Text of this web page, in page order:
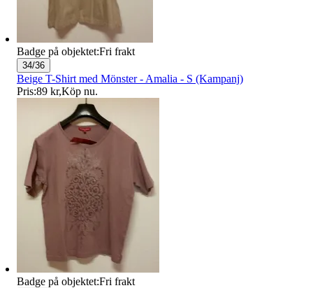
Badge på objektet:Fri frakt
34/36
Beige T-Shirt med Mönster - Amalia - S (Kampanj)
Pris:89 kr,Köp nu.
Badge på objektet:Fri frakt